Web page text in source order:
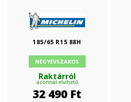
185/65 R15 88H
NÉGYÉVSZAKOS
Raktárról
azonnal elvihető
32 490 Ft